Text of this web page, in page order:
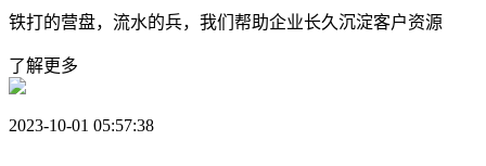
铁打的营盘，流水的兵，我们帮助企业长久沉淀客户资源
了解更多
2023-10-01 05:57:38